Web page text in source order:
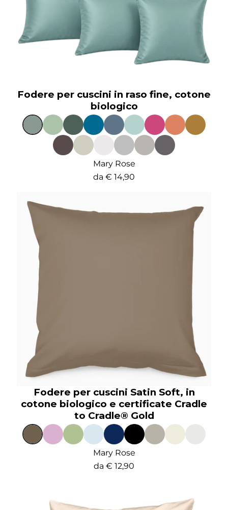
Fodere per cuscini in raso fine, cotone
biologico
Mary Rose
da € 14,90
Fodere per cuscini Satin Soft, in
cotone biologico e certificate Cradle
to Cradle® Gold
Mary Rose
da € 12,90